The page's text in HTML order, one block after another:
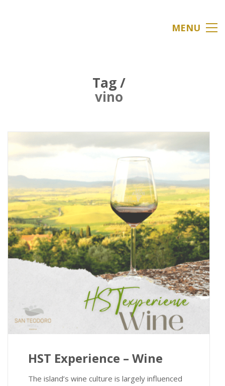
MENU
Tag /
vino
HST Experience – Wine
The island’s wine culture is largely influenced